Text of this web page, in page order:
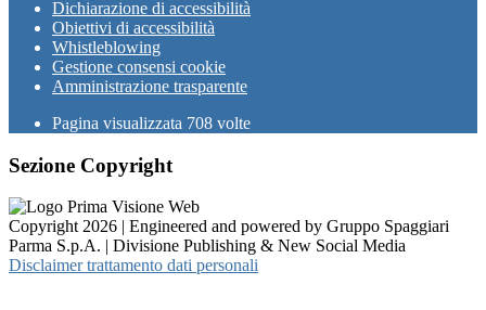
Dichiarazione di accessibilità
Obiettivi di accessibilità
Whistleblowing
Gestione consensi cookie
Amministrazione trasparente
Pagina visualizzata 708 volte
Sezione Copyright
Copyright 2026 | Engineered and powered by Gruppo Spaggiari
Parma S.p.A. | Divisione Publishing & New Social Media
Disclaimer trattamento dati personali